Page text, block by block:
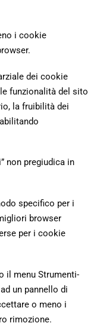
i cookie
dei cookie
funzionalità del sito
la fruibilità dei
non pregiudica in
specifico per i
browser
per i cookie
il menu Strumenti-
un pannello di
o meno i
rimozione.